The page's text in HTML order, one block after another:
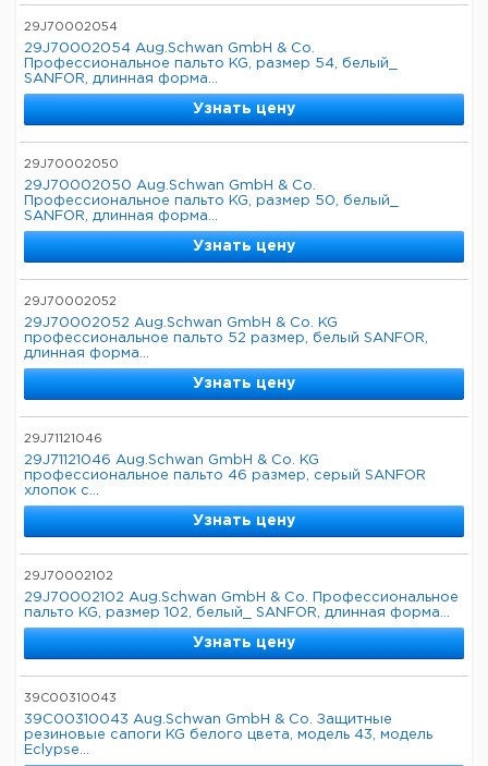
29J70002054
29J70002054 Aug.Schwan GmbH & Co.
Профессиональное пальто KG, размер 54, белый_
SANFOR, длинная форма...
Узнать цену
29J70002050
29J70002050 Aug.Schwan GmbH & Co.
Профессиональное пальто KG, размер 50, белый_
SANFOR, длинная форма...
Узнать цену
29J70002052
29J70002052 Aug.Schwan GmbH & Co. KG
профессиональное пальто 52 размер, белый SANFOR,
длинная форма...
Узнать цену
29J71121046
29J71121046 Aug.Schwan GmbH & Co. KG
профессиональное пальто 46 размер, серый SANFOR
хлопок с...
Узнать цену
29J70002102
29J70002102 Aug.Schwan GmbH & Co. Профессиональное
пальто KG, размер 102, белый_ SANFOR, длинная форма...
Узнать цену
39C00310043
39C00310043 Aug.Schwan GmbH & Co. Защитные
резиновые сапоги KG белого цвета, модель 43, модель
Eclypse...